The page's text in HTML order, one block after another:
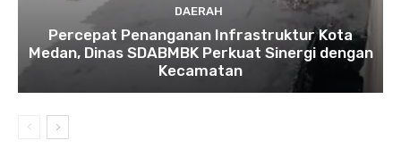
DAERAH
Percepat Penanganan Infrastruktur Kota
Medan, Dinas SDABMBK Perkuat Sinergi dengan
Kecamatan